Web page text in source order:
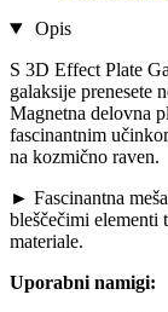
Opis
S 3D Effect Plate
galaksije prenesete
Magnetna delovna
fascinantnim
na kozmično raven.
► Fascinantna
bleščečimi elementi
materiale.
Uporabni namigi: